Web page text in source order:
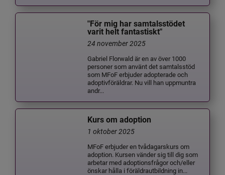
"För mig har samtalsstödet
varit helt fantastiskt"
24 november 2025
Gabriel Florwald är en av över 1000
personer som använt det samtalsstöd
som MFoF erbjuder adopterade och
adoptivföräldrar. Nu vill han uppmuntra
andr...
Kurs om adoption
1 oktober 2025
MFoF erbjuder en tvådagarskurs om
adoption. Kursen vänder sig till dig som
arbetar med adoptionsfrågor och/eller
önskar hålla i föräldrautbildning in...